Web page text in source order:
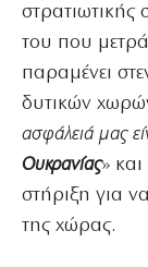
του που
παραμένει
δυτικών
ασφάλειά μας
Ουκρανίας» και
στήριξη για
της χώρας.